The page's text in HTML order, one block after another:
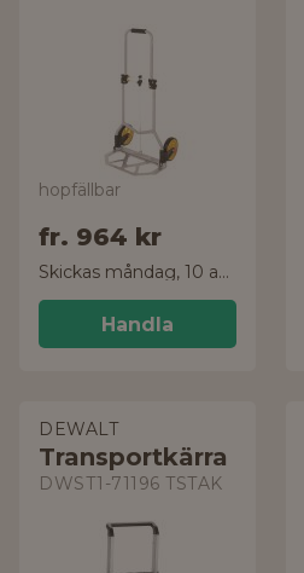
hopfällbar
fr. 964 kr
Skickas måndag, 10 aug.
Handla
DEWALT
Transportkärra
DWST1-71196 TSTAK